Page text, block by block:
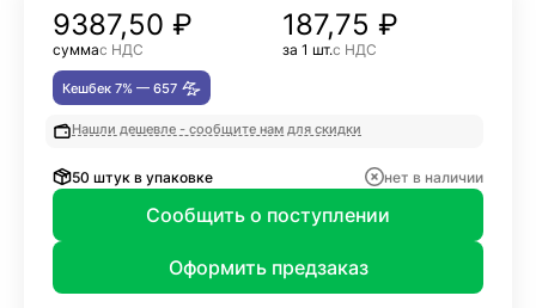
9387,50 ₽
суммас НДС
187,75 ₽
за 1 шт.с НДС
Кешбек 7% — 657
Нашли дешевле - сообщите нам для скидки
50 штук в упаковке нет в наличии
Сообщить о поступлении
Оформить предзаказ